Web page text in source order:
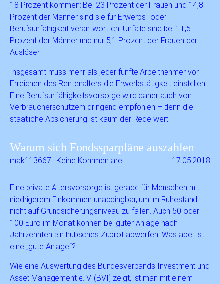
18 Prozent kommen: Bei 23 Prozent der Frauen und 14,8
Prozent der Männer sind sie für Erwerbs- oder
Berufsunfähigkeit verantwortlich. Unfälle sind bei 11,5
Prozent der Männer und nur 5,1 Prozent der Frauen der
Auslöser.
Insgesamt muss mehr als jeder fünfte Arbeitnehmer vor
Erreichen des Rentenalters die Erwerbstätigkeit einstellen.
Eine Berufsunfähigkeitsvorsorge wird daher auch von
Verbraucherschützern dringend empfohlen – denn die
staatliche Absicherung ist kaum der Rede wert.
Warum sich Fondssparpläne auszahlen
mak113667 | Keine Kommentare 17.05.2018
Eine private Altersvorsorge ist gerade für Menschen mit
niedrigerem Einkommen unabdingbar, um im Ruhestand
nicht auf Grundsicherungsniveau zu fallen. Auch 50 oder
100 Euro im Monat können bei guter Anlage nach
Jahrzehnten ein hübsches Zubrot abwerfen. Was aber ist
eine „gute Anlage“?
Wie eine Auswertung des Bundesverbands Investment und
Asset Management e. V. (BVI) zeigt, ist man mit einem